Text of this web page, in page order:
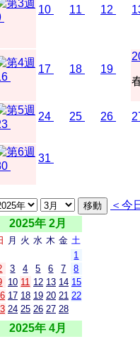
10 11 12
17 18 19
24 25 26
31
＜今
2025年 2月
月 火 水 木 金 土
1
3 4 5 6 7
8
10 11 12 13 14 15
17 18 19 20 21 22
24 25 26 27 28
2025年 4月